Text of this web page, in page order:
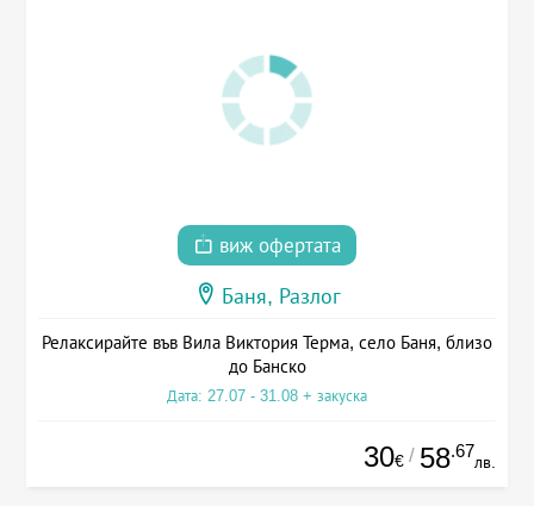
виж офертата
Баня, Разлог
Релаксирайте във Вила Виктория Терма, село Баня, близо
до Банско
Дата: 27.07 - 31.08 + закуска
30€ / 58.67
лв.